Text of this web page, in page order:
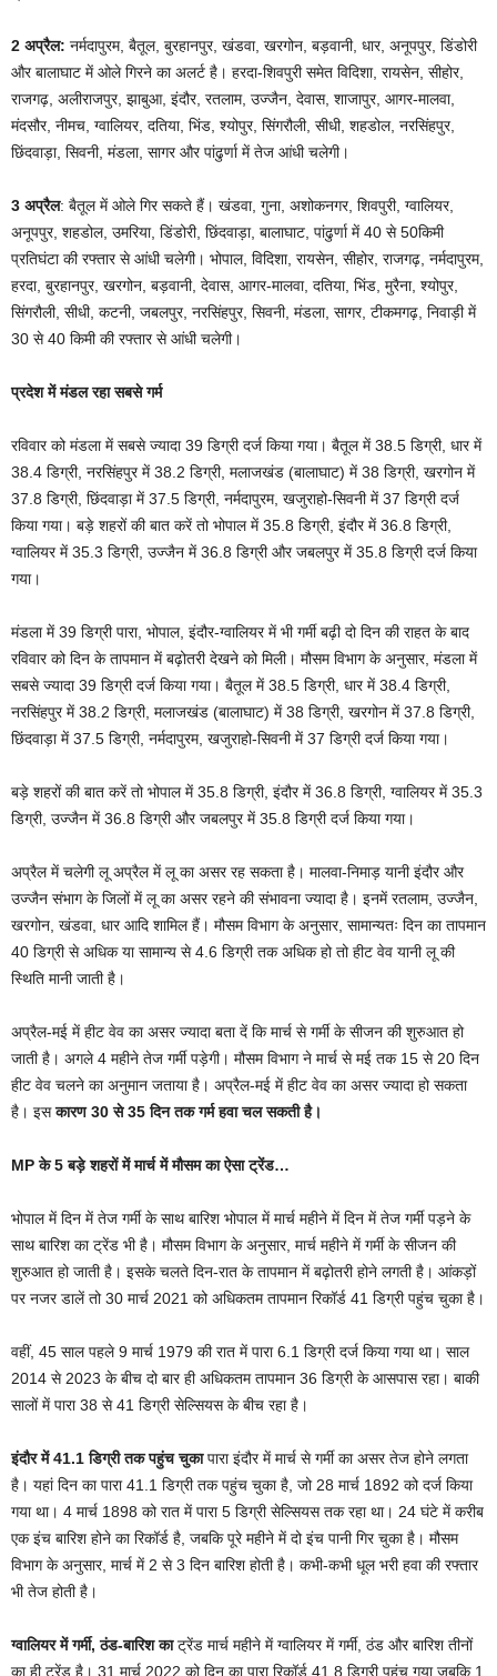
2 अप्रैल: नर्मदापुरम, बैतूल, बुरहानपुर, खंडवा, खरगोन, बड़वानी, धार, अनूपपुर, डिंडोरी
और बालाघाट में ओले गिरने का अलर्ट है। हरदा-शिवपुरी समेत विदिशा, रायसेन, सीहोर,
राजगढ़, अलीराजपुर, झाबुआ, इंदौर, रतलाम, उज्जैन, देवास, शाजापुर, आगर-मालवा,
मंदसौर, नीमच, ग्वालियर, दतिया, भिंड, श्योपुर, सिंगरौली, सीधी, शहडोल, नरसिंहपुर,
छिंदवाड़ा, सिवनी, मंडला, सागर और पांढुर्णा में तेज आंधी चलेगी।
3 अप्रैल: बैतूल में ओले गिर सकते हैं। खंडवा, गुना, अशोकनगर, शिवपुरी, ग्वालियर,
अनूपपुर, शहडोल, उमरिया, डिंडोरी, छिंदवाड़ा, बालाघाट, पांढुर्णा में 40 से 50किमी
प्रतिघंटा की रफ्तार से आंधी चलेगी। भोपाल, विदिशा, रायसेन, सीहोर, राजगढ़, नर्मदापुरम,
हरदा, बुरहानपुर, खरगोन, बड़वानी, देवास, आगर-मालवा, दतिया, भिंड, मुरैना, श्योपुर,
सिंगरौली, सीधी, कटनी, जबलपुर, नरसिंहपुर, सिवनी, मंडला, सागर, टीकमगढ़, निवाड़ी में
30 से 40 किमी की रफ्तार से आंधी चलेगी।
प्रदेश में मंडल रहा सबसे गर्म
रविवार को मंडला में सबसे ज्यादा 39 डिग्री दर्ज किया गया। बैतूल में 38.5 डिग्री, धार में
38.4 डिग्री, नरसिंहपुर में 38.2 डिग्री, मलाजखंड (बालाघाट) में 38 डिग्री, खरगोन में
37.8 डिग्री, छिंदवाड़ा में 37.5 डिग्री, नर्मदापुरम, खजुराहो-सिवनी में 37 डिग्री दर्ज
किया गया। बड़े शहरों की बात करें तो भोपाल में 35.8 डिग्री, इंदौर में 36.8 डिग्री,
ग्वालियर में 35.3 डिग्री, उज्जैन में 36.8 डिग्री और जबलपुर में 35.8 डिग्री दर्ज किया
गया।
मंडला में 39 डिग्री पारा, भोपाल, इंदौर-ग्वालियर में भी गर्मी बढ़ी दो दिन की राहत के बाद
रविवार को दिन के तापमान में बढ़ोतरी देखने को मिली। मौसम विभाग के अनुसार, मंडला में
सबसे ज्यादा 39 डिग्री दर्ज किया गया। बैतूल में 38.5 डिग्री, धार में 38.4 डिग्री,
नरसिंहपुर में 38.2 डिग्री, मलाजखंड (बालाघाट) में 38 डिग्री, खरगोन में 37.8 डिग्री,
छिंदवाड़ा में 37.5 डिग्री, नर्मदापुरम, खजुराहो-सिवनी में 37 डिग्री दर्ज किया गया।
बड़े शहरों की बात करें तो भोपाल में 35.8 डिग्री, इंदौर में 36.8 डिग्री, ग्वालियर में 35.3
डिग्री, उज्जैन में 36.8 डिग्री और जबलपुर में 35.8 डिग्री दर्ज किया गया।
अप्रैल में चलेगी लू अप्रैल में लू का असर रह सकता है। मालवा-निमाड़ यानी इंदौर और
उज्जैन संभाग के जिलों में लू का असर रहने की संभावना ज्यादा है। इनमें रतलाम, उज्जैन,
खरगोन, खंडवा, धार आदि शामिल हैं। मौसम विभाग के अनुसार, सामान्यतः दिन का तापमान
40 डिग्री से अधिक या सामान्य से 4.6 डिग्री तक अधिक हो तो हीट वेव यानी लू की
स्थिति मानी जाती है।
अप्रैल-मई में हीट वेव का असर ज्यादा बता दें कि मार्च से गर्मी के सीजन की शुरुआत हो
जाती है। अगले 4 महीने तेज गर्मी पड़ेगी। मौसम विभाग ने मार्च से मई तक 15 से 20 दिन
हीट वेव चलने का अनुमान जताया है। अप्रैल-मई में हीट वेव का असर ज्यादा हो सकता
है। इसकारण 30 से 35 दिन तक गर्म हवा चल सकती है।
MP के 5 बड़े शहरों में मार्च में मौसम का ऐसा ट्रेंड…
भोपाल में दिन में तेज गर्मी के साथ बारिश भोपाल में मार्च महीने में दिन में तेज गर्मी पड़ने के
साथ बारिश का ट्रेंड भी है। मौसम विभाग के अनुसार, मार्च महीने में गर्मी के सीजन की
शुरुआत हो जाती है। इसके चलते दिन-रात के तापमान में बढ़ोतरी होने लगती है। आंकड़ों
पर नजर डालें तो 30 मार्च 2021 को अधिकतम तापमान रिकॉर्ड 41 डिग्री पहुंच चुका है।
वहीं, 45 साल पहले 9 मार्च 1979 की रात में पारा 6.1 डिग्री दर्ज किया गया था। साल
2014 से 2023 के बीच दो बार ही अधिकतम तापमान 36 डिग्री के आसपास रहा। बाकी
सालों में पारा 38 से 41 डिग्री सेल्सियस के बीच रहा है।
इंदौर में 41.1 डिग्री तक पहुंच चुकापारा इंदौर में मार्च से गर्मी का असर तेज होने लगता
है। यहां दिन का पारा 41.1 डिग्री तक पहुंच चुका है, जो 28 मार्च 1892 को दर्ज किया
गया था। 4 मार्च 1898 को रात में पारा 5 डिग्री सेल्सियस तक रहा था। 24 घंटे में करीब
एक इंच बारिश होने का रिकॉर्ड है, जबकि पूरे महीने में दो इंच पानी गिर चुका है। मौसम
विभाग के अनुसार, मार्च में 2 से 3 दिन बारिश होती है। कभी-कभी धूल भरी हवा की रफ्तार
भी तेज होती है।
ग्वालियर में गर्मी, ठंड-बारिश काट्रेंड मार्च महीने में ग्वालियर में गर्मी, ठंड और बारिश तीनों
का ही ट्रेंड है। 31 मार्च 2022 को दिन का पारा रिकॉर्ड 41.8 डिग्री पहुंच गया जबकि 1